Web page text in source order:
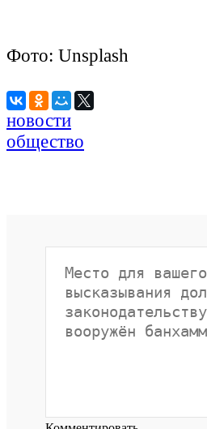
Фото: Unsplash
новости
общество